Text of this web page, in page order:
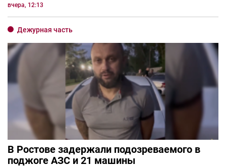
вчера, 12:13
Дежурная часть
В Ростове задержали подозреваемого в
поджоге АЗС и 21 машины